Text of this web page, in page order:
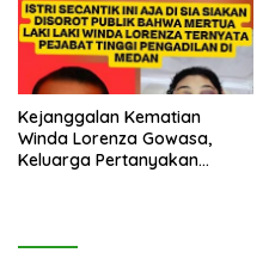
Kejanggalan Kematian
Winda Lorenza Gowasa,
Keluarga Pertanyakan